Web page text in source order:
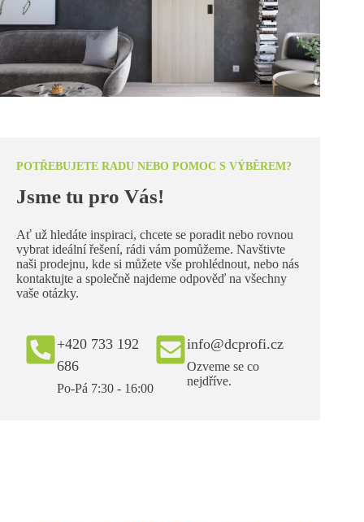
POTŘEBUJETE RADU NEBO POMOC S VÝBĚREM?
Jsme tu pro Vás!
Ať už hledáte inspiraci, chcete se poradit nebo rovnou
vybrat ideální řešení, rádi vám pomůžeme. Navštivte
naši prodejnu, kde si můžete vše prohlédnout, nebo nás
kontaktujte a společně najdeme odpověď na všechny
vaše otázky.
+420 733 192
686
Po-Pá 7:30 - 16:00
info@dcprofi.cz
Ozveme se co
nejdříve.